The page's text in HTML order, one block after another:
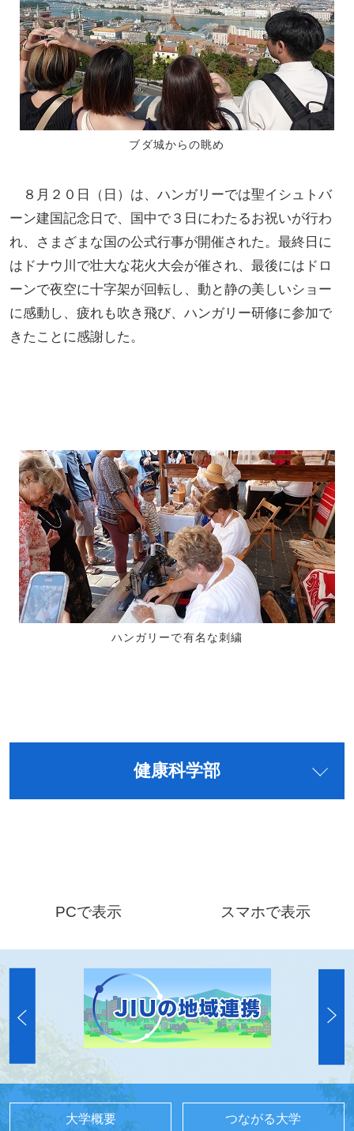
ブダ城からの眺め
８月２０日（日）は、ハンガリーでは聖イシュトバ
ーン建国記念日で、国中で３日にわたるお祝いが行わ
れ、さまざまな国の公式行事が開催された。最終日に
はドナウ川で壮大な花火大会が催され、最後にはドロ
ーンで夜空に十字架が回転し、動と静の美しいショー
に感動し、疲れも吹き飛び、ハンガリー研修に参加で
きたことに感謝した。
ハンガリーで有名な刺繍
健康科学部
PCで表示 スマホで表示
大学概要 つながる大学